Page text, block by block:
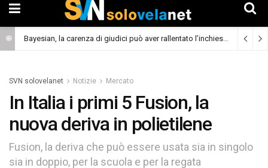
Bayesian, la carenza di giudici può aver rallentato l’inchiesta (Cronaca)
SVN solovelanet Notizie Mercato
In Italia i primi 5 Fusion, la
nuova deriva in polietilene
Fusion, la deriva che può essere usata sia in singolo
sia in doppio, per la scuola e per la regata